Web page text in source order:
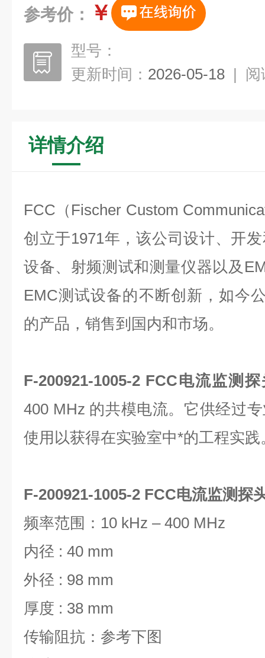
参考价： ￥
型号：
更新时间： 2026-05-18 | 阅
详情介绍
FCC （ Fischer Custom
创立于1971年，该公司设计、开
设备、射频测试和测量仪器以及
EMC测试设备的不断创新，如今
的产品，销售到国内和市场。
F-200921-1005-2 FCC电流监测
400 MHz 的共模电流。它供经过
使用以获得在实验室中*的工程实践
F-200921-1005-2 FCC电流监测探
频率范围：10 kHz – 400 MHz
内径 : 40 mm
外径 : 98 mm
厚度 : 38 mm
传输阻抗：参考下图